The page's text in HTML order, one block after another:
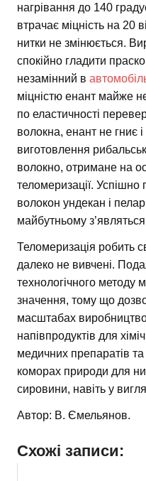
нагрівання до 140
втрачає міцність на 20
нитки не змінюється.
спокійно гладити
незамінний в
міцністю енант майже
по еластичності
волокна, енант не гниє
виготовлення
волокно, отримане на
теломеризації.
волокон ундекан і
майбутньому
Теломеризація робить
далеко не вивчені.
технологічного методу
значення, тому що
масштабах
напівпродуктів для
медичних препаратів та
коморах природи для
сировини, навіть у
Автор: В. Ємельянов.
Схожі записи: